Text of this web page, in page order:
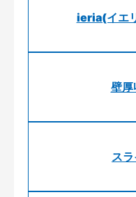
ieria(イエ
壁厚
ス